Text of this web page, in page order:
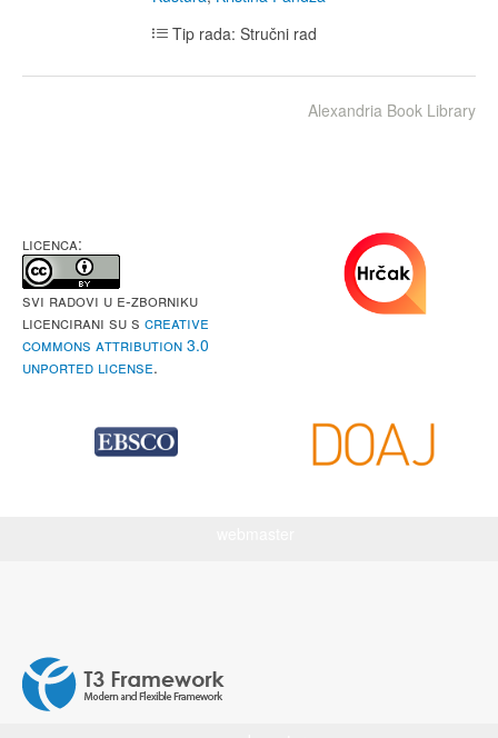
Tip rada: Stručni rad
Alexandria Book Library
LICENCA:
Svi radovi u e-Zborniku
licencirani su s Creative
Commons Attribution 3.0
Unported License.